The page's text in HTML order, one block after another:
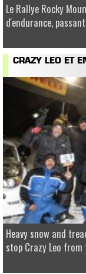
Le Rallye Rocky
d'endurance,
CRAZY LEO ET
Heavy snow and
stop Crazy Leo